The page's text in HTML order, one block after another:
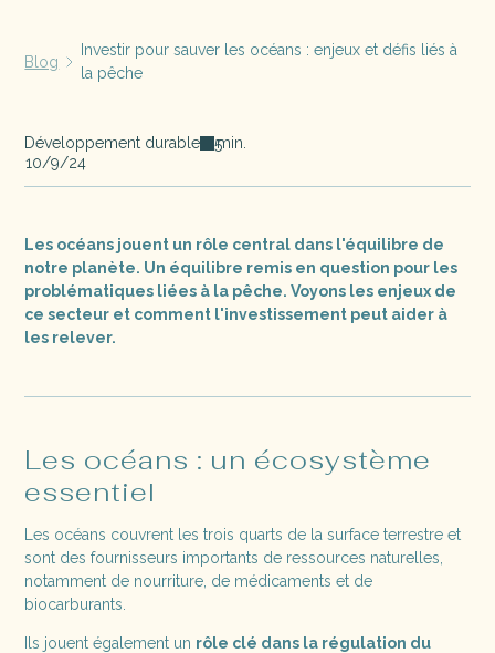
Blog
Investir pour sauver les océans : enjeux et défis liés à
la pêche
Développement durable 5min.
10/9/24
Les océans jouent un rôle central dans l'équilibre de
notre planète. Un équilibre remis en question pour les
problématiques liées à la pêche. Voyons les enjeux de
ce secteur et comment l'investissement peut aider à
les relever.
Les océans : un écosystème
essentiel
Les océans couvrent les trois quarts de la surface terrestre et
sont des fournisseurs importants de ressources naturelles,
notamment de nourriture, de médicaments et de
biocarburants.
Ils jouent également un rôle clé dans la régulation du